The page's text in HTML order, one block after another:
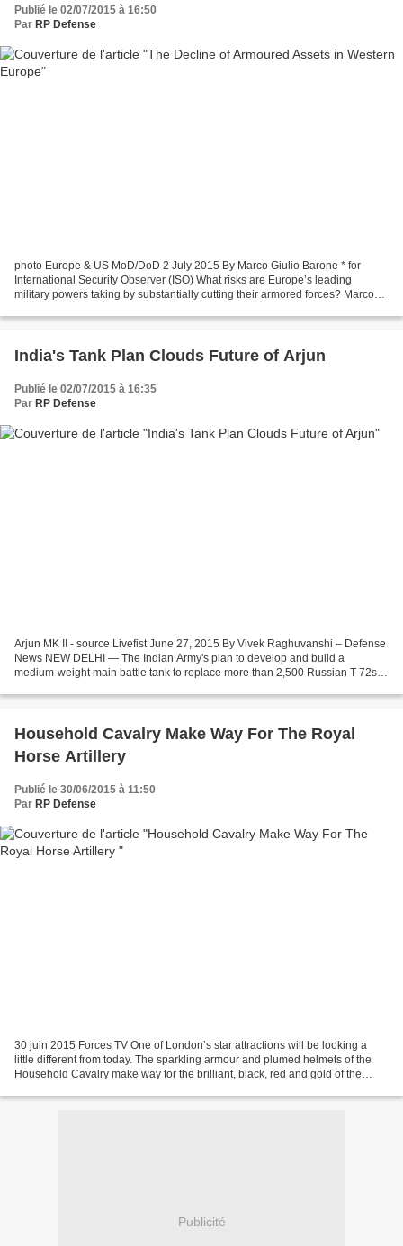
Publié le 02/07/2015 à 16:50
Par RP Defense
photo Europe & US MoD/DoD 2 July 2015 By Marco Giulio Barone * for
International Security Observer (ISO) What risks are Europe’s leading
military powers taking by substantially cutting their armored forces? Marco
India's Tank Plan Clouds Future of Arjun
Publié le 02/07/2015 à 16:35
Par RP Defense
Arjun MK II - source Livefist June 27, 2015 By Vivek Raghuvanshi – Defense
News NEW DELHI — The Indian Army's plan to develop and build a
medium-weight main battle tank to replace more than 2,500 Russian T-72s
Household Cavalry Make Way For The Royal
Horse Artillery
Publié le 30/06/2015 à 11:50
Par RP Defense
30 juin 2015 Forces TV One of London’s star attractions will be looking a
little different from today. The sparkling armour and plumed helmets of the
Household Cavalry make way for the brilliant, black, red and gold of the
Publicité